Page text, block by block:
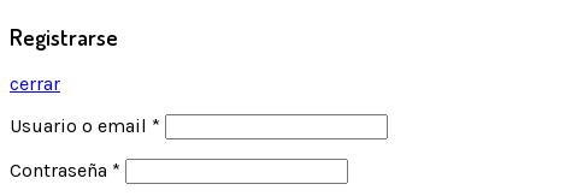
Registrarse
cerrar
Usuario o email *
Contraseña *